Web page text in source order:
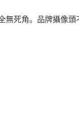
無死角。品牌攝像